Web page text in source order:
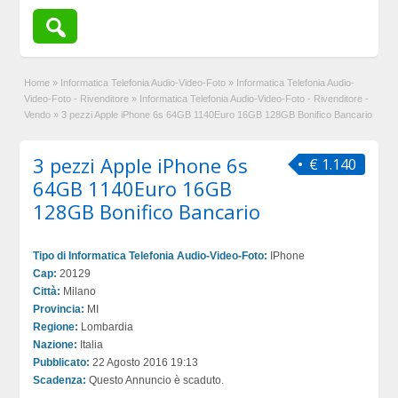
Home » Informatica Telefonia Audio-Video-Foto » Informatica Telefonia Audio-
Video-Foto - Rivenditore » Informatica Telefonia Audio-Video-Foto - Rivenditore -
Vendo » 3 pezzi Apple iPhone 6s 64GB 1140Euro 16GB 128GB Bonifico Bancario
€ 1.140
3 pezzi Apple iPhone 6s
64GB 1140Euro 16GB
128GB Bonifico Bancario
Tipo di Informatica Telefonia Audio-Video-Foto:
IPhone
Cap: 20129
Città: Milano
Provincia: MI
Regione: Lombardia
Nazione: Italia
Pubblicato: 22 Agosto 2016 19:13
Scadenza: Questo Annuncio è scaduto.